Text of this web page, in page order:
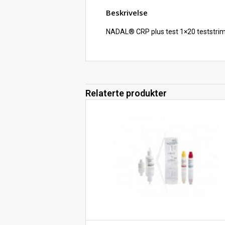
Beskrivelse
NADAL® CRP plus test 1×20
Relaterte produkter